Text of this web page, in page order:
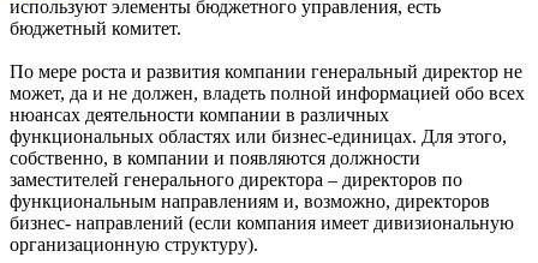
используют элементы бюджетного управления, есть
бюджетный комитет.
По мере роста и развития компании генеральный директор не
может, да и не должен, владеть полной информацией обо всех
нюансах деятельности компании в различных
функциональных областях или бизнес-единицах. Для этого,
собственно, в компании и появляются должности
заместителей генерального директора – директоров по
функциональным направлениям и, возможно, директоров
бизнес- направлений (если компания имеет дивизиональную
организационную структуру).